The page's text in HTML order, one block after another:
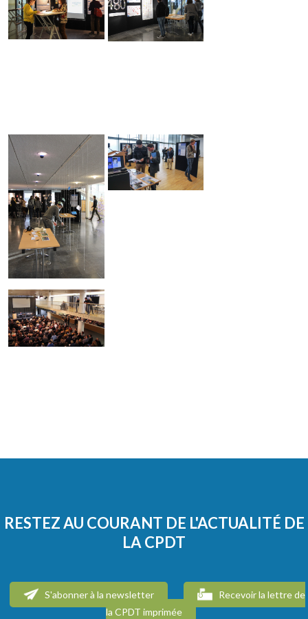
RESTEZ AU COURANT DE L'ACTUALITÉ DE
LA CPDT
S'abonner à la newsletter
Recevoir la lettre de
la CPDT imprimée